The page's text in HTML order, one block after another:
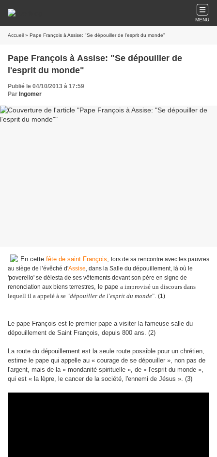
MENU
Accueil » Pape François à Assise: "Se dépouiller de l'esprit du monde"
Pape François à Assise: "Se dépouiller de
l'esprit du monde"
Publié le 04/10/2013 à 17:59
Par Ingomer
En cette fête de saint François, lors de sa rencontre avec les pauvres
au siège de l’évêché d'Assise, dans la Salle du dépouillement, là où le
'poverello' se délesta de ses vêtements devant son père en signe de
renonciation aux biens terrestres, le pape a improvisé un discours dans
lequell il a appelé à se "dépouiller de l'esprit du monde". (1)
Le pape François est le premier pape a visiter la fameuse salle du
dépouillement de Saint François, depuis 800 ans. (2)
La route du dépouillement est la seule route possible pour un chrétien,
estime le pape qui appelle au « courage de se dépouiller », non pas de
l'argent, mais de la « mondanité spirituelle », de « l'esprit du monde »,
qui est « la lèpre, le cancer de la société, l'ennemi de Jésus ». (3)